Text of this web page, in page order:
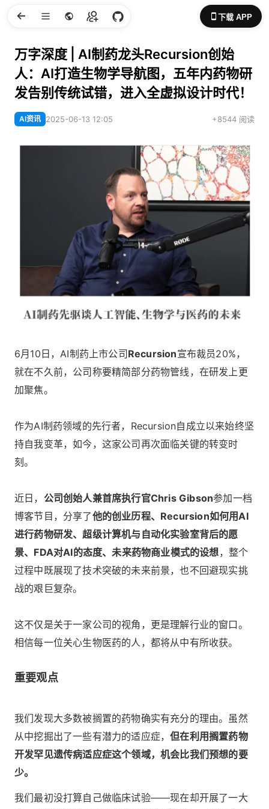
下载 APP
万字深度 | AI制药龙头Recursion创始
人：AI打造生物学导航图，五年内药物研
发告别传统试错，进入全虚拟设计时代！
AI资讯 2025-06-13 12:05 +8544 阅读
6月10日，AI制药上市公司 Recursion宣布裁员20%，
就在不久前，公司称要精简部分药物管线，在研发上更
加聚焦。
作为AI制药领域的先行者，Recursion自成立以来始终坚
持自我变革，如今，这家公司再次面临关键的转变时
刻。
近日， 公司创始人兼首席执行官Chris Gibson参加一档
博客节目，分享了他的创业历程、Recursion如何用AI
进行药物研发、超级计算机与自动化实验室背后的愿
景、FDA对AI的态度、未来药物商业模式的设想，整个
过程中既展现了技术突破的未来前景，也不回避现实挑
战的艰巨复杂。
这不仅是关于一家公司的视角，更是理解行业的窗口。
相信每一位关心生物医药的人，都将从中有所收获。
重要观点
我们发现大多数被搁置的药物确实有充分的理由。虽然
从中挖掘出了一些有潜力的适应症，但在利用搁置药物
开发罕见遗传病适应症这个领域，机会比我们预想的要
少。
我们最初没打算自己做临床试验——现在却开展了一大